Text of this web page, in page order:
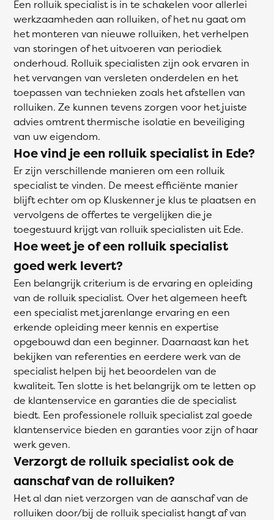
Een rolluik specialist is in te schakelen voor allerlei
werkzaamheden aan rolluiken, of het nu gaat om
het monteren van nieuwe rolluiken, het verhelpen
van storingen of het uitvoeren van periodiek
onderhoud. Rolluik specialisten zijn ook ervaren in
het vervangen van versleten onderdelen en het
toepassen van technieken zoals het afstellen van
rolluiken. Ze kunnen tevens zorgen voor het juiste
advies omtrent thermische isolatie en beveiliging
van uw eigendom.
Hoe vind je een rolluik specialist in Ede?
Er zijn verschillende manieren om een rolluik
specialist te vinden. De meest efficiënte manier
blijft echter om op Kluskenner je klus te plaatsen en
vervolgens de offertes te vergelijken die je
toegestuurd krijgt van rolluik specialisten uit Ede.
Hoe weet je of een rolluik specialist
goed werk levert?
Een belangrijk criterium is de ervaring en opleiding
van de rolluik specialist. Over het algemeen heeft
een specialist met jarenlange ervaring en een
erkende opleiding meer kennis en expertise
opgebouwd dan een beginner. Daarnaast kan het
bekijken van referenties en eerdere werk van de
specialist helpen bij het beoordelen van de
kwaliteit. Ten slotte is het belangrijk om te letten op
de klantenservice en garanties die de specialist
biedt. Een professionele rolluik specialist zal goede
klantenservice bieden en garanties voor zijn of haar
werk geven.
Verzorgt de rolluik specialist ook de
aanschaf van de rolluiken?
Het al dan niet verzorgen van de aanschaf van de
rolluiken door/bij de rolluik specialist hangt af van